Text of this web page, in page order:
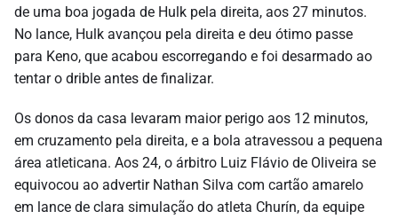
de uma boa jogada de Hulk pela direita, aos 27 minutos.
No lance, Hulk avançou pela direita e deu ótimo passe
para Keno, que acabou escorregando e foi desarmado ao
tentar o drible antes de finalizar.
Os donos da casa levaram maior perigo aos 12 minutos,
em cruzamento pela direita, e a bola atravessou a pequena
área atleticana. Aos 24, o árbitro Luiz Flávio de Oliveira se
equivocou ao advertir Nathan Silva com cartão amarelo
em lance de clara simulação do atleta Churín, da equipe